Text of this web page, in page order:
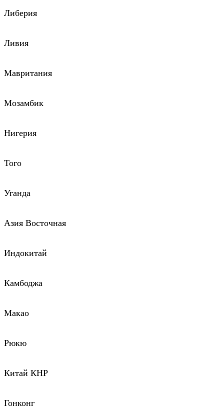
Либерия
Ливия
Мавритания
Мозамбик
Нигерия
Того
Уганда
Азия Восточная
Индокитай
Камбоджа
Макао
Рюкю
Китай КНР
Гонконг